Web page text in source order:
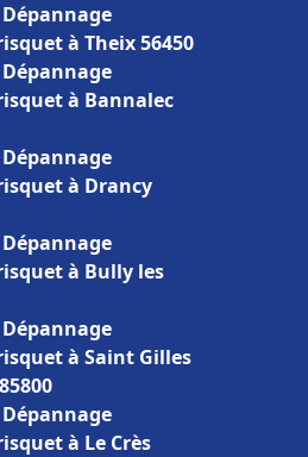
à Theix 56450
à Bannalec
à Drancy
à Bully les
à Saint Gilles
à Le Crès